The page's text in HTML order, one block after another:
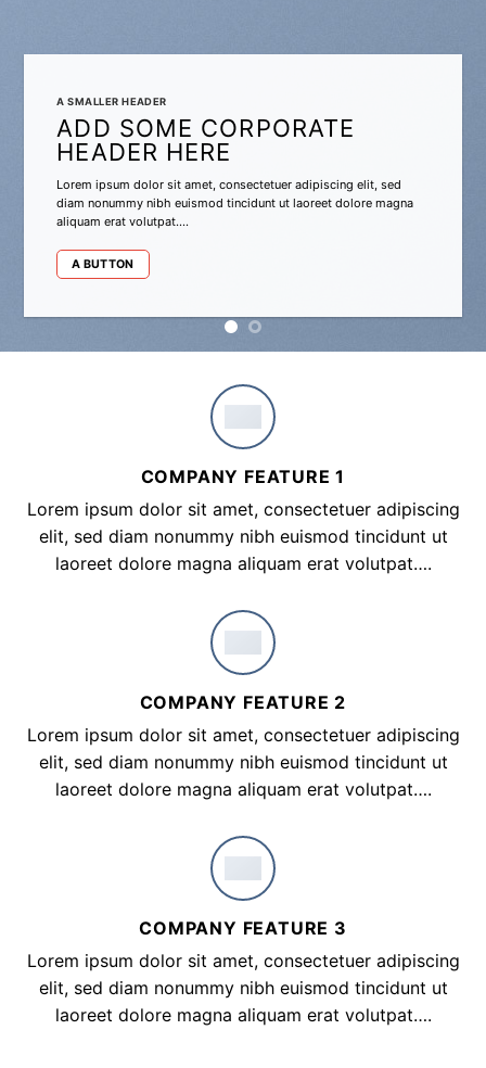
A SMALLER HEADER
ADD SOME CORPORATE
HEADER HERE
Lorem ipsum dolor sit amet, consectetuer adipiscing elit, sed
diam nonummy nibh euismod tincidunt ut laoreet dolore magna
aliquam erat volutpat….
A BUTTON
COMPANY FEATURE 1
Lorem ipsum dolor sit amet, consectetuer adipiscing
elit, sed diam nonummy nibh euismod tincidunt ut
laoreet dolore magna aliquam erat volutpat….
COMPANY FEATURE 2
Lorem ipsum dolor sit amet, consectetuer adipiscing
elit, sed diam nonummy nibh euismod tincidunt ut
laoreet dolore magna aliquam erat volutpat….
COMPANY FEATURE 3
Lorem ipsum dolor sit amet, consectetuer adipiscing
elit, sed diam nonummy nibh euismod tincidunt ut
laoreet dolore magna aliquam erat volutpat….